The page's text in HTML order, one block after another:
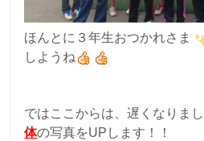
ほんとに３年生おつかれさま
しようね
ではここからは、遅くなりま
体の写真をUPします！！